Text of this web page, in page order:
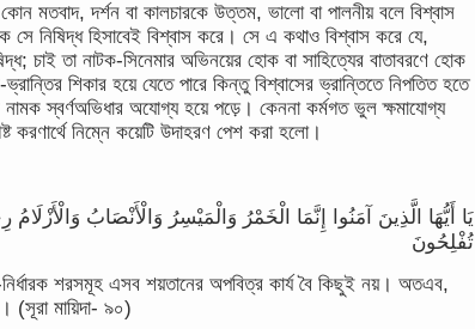
দর্শন বা কালচারকে উত্তম, ভালো বা পালনীয় বলে বিশ্বাস
নিষিদ্ধ হিসাবেই বিশ্বাস করে। সে এ কথাও বিশ্বাস করে যে,
চাই তা নাটক-সিনেমার অভিনয়ের হোক বা সাহিত্যের বাতাবরণে হোক
শিকার হয়ে যেতে পারে কিন্তু বিশ্বাসের ভ্রান্তিতে নিপতিত হতে
স্বর্ণঅভিধার অযোগ্য হয়ে পড়ে। কেননা কর্মগত ভুল ক্ষমাযোগ্য
নিম্নে কয়েটি উদাহরণ পেশ করা হলো।
يَا أَيُّهَا الَّذِينَ آمَنُوا إِنَّمَا الْخَمْرُ وَالْمَيْسِرُ وَالْأَنْصَابُ
تُفْلِحُونَ
শরসমূহ এসব শয়তানের অপবিত্র কার্য বৈ কিছুই নয়। অতএব,
(সূরা মায়িদা- ৯০)